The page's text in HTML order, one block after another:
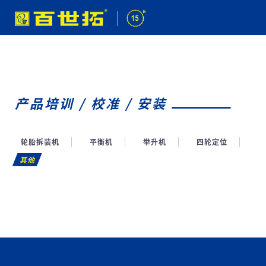
产品培训 / 校准 / 安装
轮胎拆装机 平衡机 举升机 四轮定位
其他